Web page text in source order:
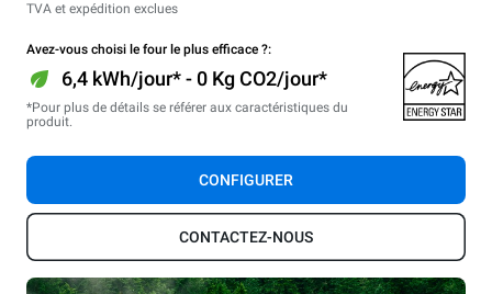
TVA et expédition exclues
Avez-vous choisi le four le plus efficace ?:
6,4 kWh/jour* - 0 Kg CO2/jour*
*Pour plus de détails se référer aux caractéristiques du
produit.
CONFIGURER
CONTACTEZ-NOUS